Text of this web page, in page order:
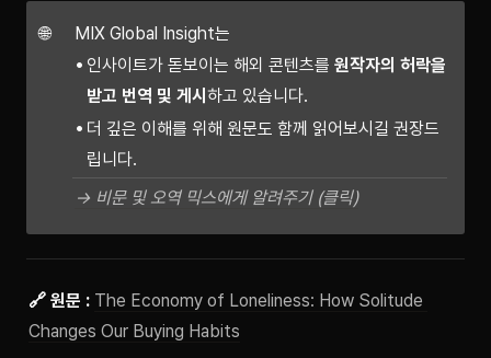
🌐
MIX Global Insight는
인사이트가 돋보이는 해외 콘텐츠를원작자의 허락을
받고 번역 및 게시하고 있습니다.
더 깊은 이해를 위해 원문도 함께 읽어보시길 권장드
립니다.
→ 비문 및 오역 믹스에게 알려주기 (클릭)
🔗 원문 : The Economy of Loneliness: How Solitude
Changes Our Buying Habits